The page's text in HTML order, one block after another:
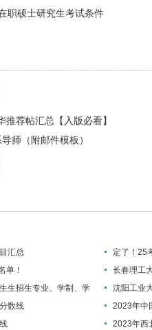
职硕士研究生考试条件
荐帖汇总【入版必看】
师（附邮件模板）
汇总
定了！25
单！
长春理工
生招生专业、学制、学
沈阳工业
数线
2023年中
2023年西